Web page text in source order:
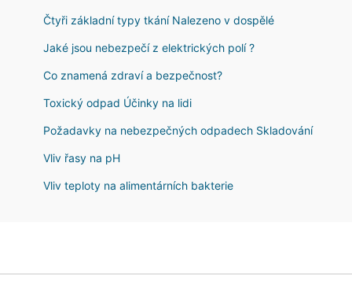
Čtyři základní typy tkání Nalezeno v dospělé
Jaké jsou nebezpečí z elektrických polí ?
Co znamená zdraví a bezpečnost?
Toxický odpad Účinky na lidi
Požadavky na nebezpečných odpadech Skladování
Vliv řasy na pH
Vliv teploty na alimentárních bakterie